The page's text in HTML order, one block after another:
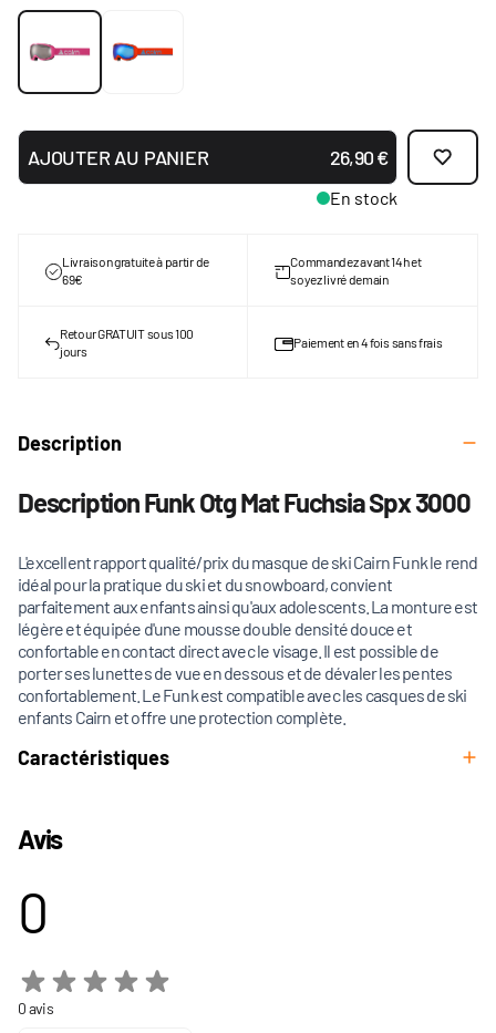
AJOUTER AU PANIER 26,90 €
En stock
Livraison gratuite à partir de
69€
Commandez avant 14h et
soyez livré demain
Retour GRATUIT sous 100
jours
Paiement en 4 fois sans frais
Description
Description Funk Otg Mat Fuchsia Spx 3000
L'excellent rapport qualité/prix du masque de ski Cairn Funk le rend
idéal pour la pratique du ski et du snowboard, convient
parfaitement aux enfants ainsi qu'aux adolescents. La monture est
légère et équipée d'une mousse double densité douce et
confortable en contact direct avec le visage. Il est possible de
porter ses lunettes de vue en dessous et de dévaler les pentes
confortablement. Le Funk est compatible avec les casques de ski
enfants Cairn et offre une protection complète.
Caractéristiques
Avis
0
0 avis